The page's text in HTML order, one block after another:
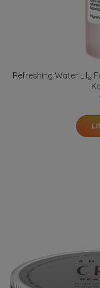
Refreshing Water Lily